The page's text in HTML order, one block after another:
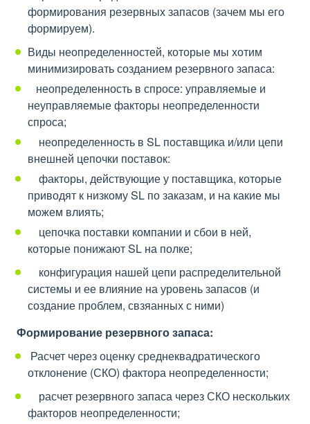
формирования резервных запасов (зачем мы его
формируем).
Виды неопределенностей, которые мы хотим
минимизировать созданием резервного запаса:
неопределенность в спросе: управляемые и
неуправляемые факторы неопределенности
спроса;
неопределенность в SL поставщика и/или цепи
внешней цепочки поставок:
факторы, действующие у поставщика, которые
приводят к низкому SL по заказам, и на какие мы
можем влиять;
цепочка поставки компании и сбои в ней,
которые понижают SL на полке;
конфигурация нашей цепи распределительной
системы и ее влияние на уровень запасов (и
создание проблем, свзяанных с ними)
Формирование резервного запаса:
Расчет через оценку среднеквадратического
отклонение (СКО) фактора неопределенности;
расчет резервного запаса через СКО нескольких
факторов неопределенности;